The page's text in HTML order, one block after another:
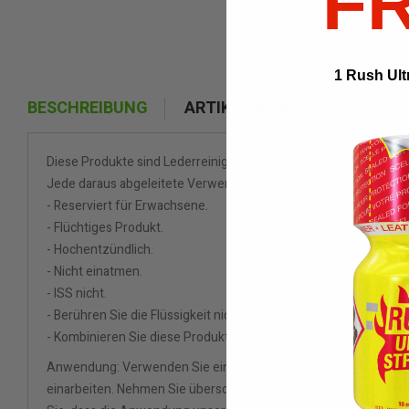
BESCHREIBUNG ARTIKELDETAILS
Diese Produkte sind Lederreiniger.
Jede daraus abgeleitete Verwendung liegt in der
- Reserviert für Erwachsene.
- Flüchtiges Produkt.
- Hochentzündlich.
- Nicht einatmen.
- ISS nicht.
- Berühren Sie die Flüssigkeit nicht mit der Haut, da dies zu
- Kombinieren Sie diese Produkte nicht mit Produkten wie
Anwendung: Verwenden Sie ein sauberes weiches Tuch oder
einarbeiten. Nehmen Sie überschüssige Flüssigkeit mit einem
1 Rush